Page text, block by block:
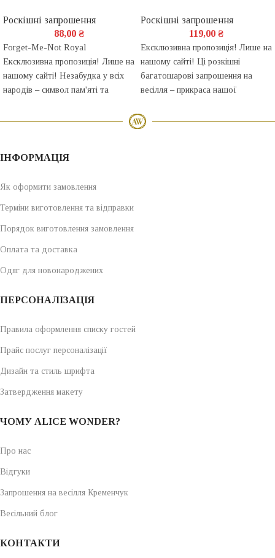
Роскішні запрошення
88,00 ₴
Forget-Me-Not Royal
Ексклюзивна пропозиція! Лише на
нашому сайті! Незабудка у всіх
народів – символ пам'яті та
вашого запрошення, виконаного з
паперу. Безперечно,
буде англійський бант з
акуратною перлинною брошкою.
колір вибраного декору.
Роскішні запрошення
119,00 ₴
Ексклюзивна пропозиція! Лише на
нашому сайті! Ці розкішні
багатошарові запрошення на
весілля – прикраса нашої
Основний шар виконаний з
щільного дизайнерського картону
ІНФОРМАЦІЯ
Як оформити замовлення
Терміни виготовлення та відправки
Порядок виготовлення замовлення
Оплата та доставка
Одяг для новонароджених
ПЕРСОНАЛІЗАЦІЯ
Правила оформлення списку гостей
Прайс послуг персоналізації
Дизайн та стиль шрифта
Затвердження макету
ЧОМУ ALICE WONDER?
Про нас
Відгуки
Запрошення на весілля Кременчук
Весільний блог
КОНТАКТИ